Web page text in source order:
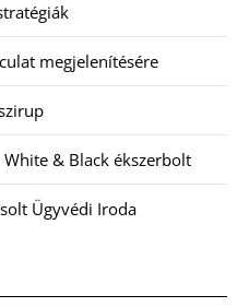
megjelenítésére
& Black ékszerbolt
Ügyvédi Iroda